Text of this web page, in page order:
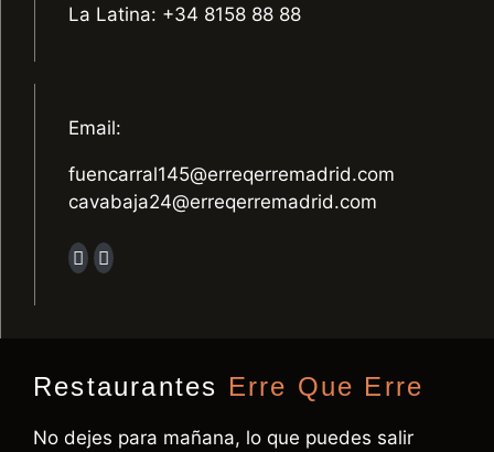
La Latina: +34 8158 88 88
Email:
fuencarral145@erreqerremadrid.com
cavabaja24@erreqerremadrid.com
Restaurantes Erre Que Erre
No dejes para mañana, lo que puedes salir